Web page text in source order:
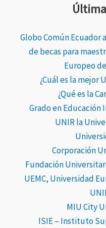
Globo Común Ecuador
de becas para
Europeo
¿Cuál es la mejor
¿Qué es la
Grado en Educación
UNIR la
Corporación
Fundación
UEMC, Universidad
MIU City
ISIE – Instituto